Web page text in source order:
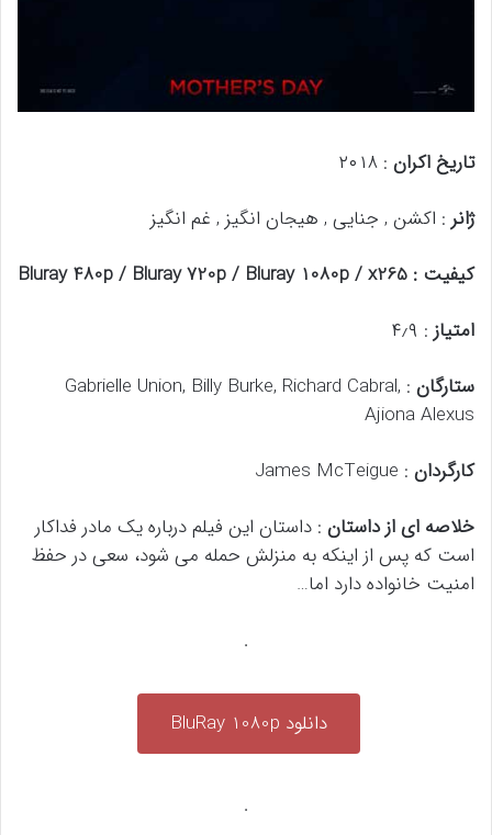
تاریخ اکران : ۲۰۱۸
ژانر : اکشن , جنایی , هیجان انگیز , غم انگیز
کیفیت : Bluray 480p / Bluray 720p / Bluray 1080p / x265
امتیاز : ۴٫۹
ستارگان : Gabrielle Union, Billy Burke, Richard Cabral,
Ajiona Alexus
کارگردان : James McTeigue
خلاصه ای از داستان : داستان این فیلم درباره یک مادر فداکار
است که پس از اینکه به منزلش حمله می شود، سعی در حفظ
امنیت خانواده دارد اما…
.
دانلود BluRay 1080p
.